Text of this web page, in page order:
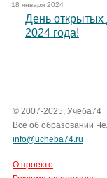
18 января 2024
День
2024 года!
© 2007-2025, Учеба74
Все об образовании
info@ucheba74.ru
О проекте